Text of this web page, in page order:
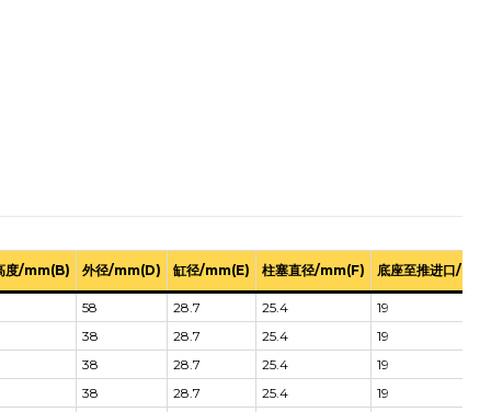
度/mm(B) 外径/mm(D) 缸径/mm(E) 柱塞直径/mm(F) 底座至推进口/
58 28.7 25.4
19
38
28.7 25.4
19
38
28.7 25.4
19
38
28.7 25.4
19